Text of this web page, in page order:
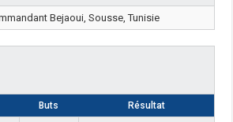
Bejaoui, Sousse, Tunisie
Buts Résultat